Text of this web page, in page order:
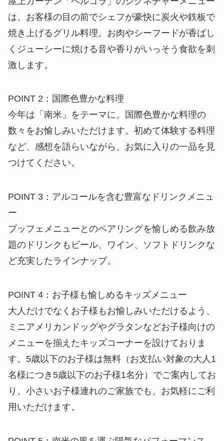
POINT 2：国際色豊かな料理
今年は「南米」をテーマに、国際色豊かな料理の
数々をお愉しみいただけます。初めて体験する料理
つけてください。
POINT 3：アルコールを含む豊富なドリンクメニュ
ー
ブッフェメニューとのペアリングを愉しめる飲み放
ど充実したラインナップ。
POINT 4：お子様も愉しめるキッズメニュー
大人だけでなくお子様もお愉しみいただけるよう、
ミニアメリカンドッグやグラタンなどお子様向けの
す。5歳以下のお子様は無料（お支払い対象の大人1
名様につき5歳以下のお子様1名分）でご案内してお
り、小さいお子様連れのご家族でも、お気軽にご利
用いただけます。
POINT 5：南米の風を運ぶ陽気なパフォーマンス
心躍る軽快なリズムが魅力のラテンミュージックの
生演奏や、華やかで迫力のあるサンバのパフォーマ
・ラテンバンド生演奏：4月29日(土・祝)、30日